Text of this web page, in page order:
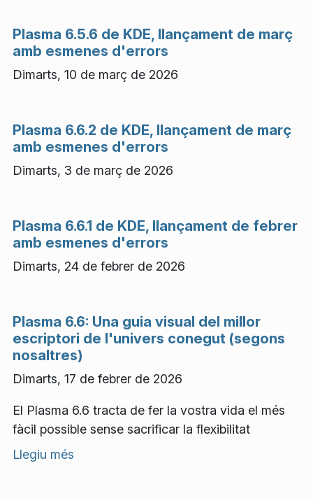
Plasma 6.5.6 de KDE, llançament de març
amb esmenes d'errors
Dimarts, 10 de març de 2026
Plasma 6.6.2 de KDE, llançament de març
amb esmenes d'errors
Dimarts, 3 de març de 2026
Plasma 6.6.1 de KDE, llançament de febrer
amb esmenes d'errors
Dimarts, 24 de febrer de 2026
Plasma 6.6: Una guia visual del millor
escriptori de l'univers conegut (segons
nosaltres)
Dimarts, 17 de febrer de 2026
El Plasma 6.6 tracta de fer la vostra vida el més
fàcil possible sense sacrificar la flexibilitat
Llegiu més